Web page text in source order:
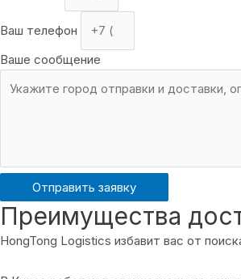
Ваш телефон
Ваше сообщение
Отправить заявку
Преимущества
HongTong Logistics избавит вас от